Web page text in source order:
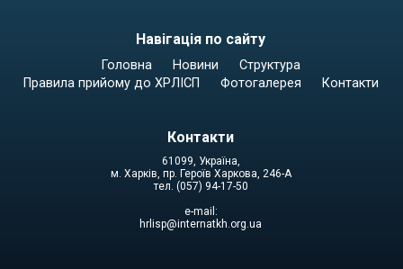
Навігація по сайту
Головна Новини
Структура
Правила прийому до ХРЛІСП
Фотогалерея Контакти
Контакти
61099, Україна,
м. Харків, пр. Героїв Харкова, 246-А
тел. (057) 94-17-50
e-mail:
hrlisp@internatkh.org.ua